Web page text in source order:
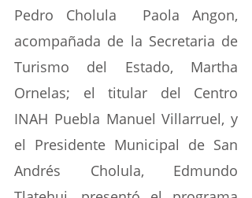
Pedro Cholula  Paola Angon,
acompañada de la Secretaria de
Turismo del Estado, Martha
Ornelas; el titular del Centro
INAH Puebla Manuel Villarruel, y
el Presidente Municipal de San
Andrés Cholula, Edmundo